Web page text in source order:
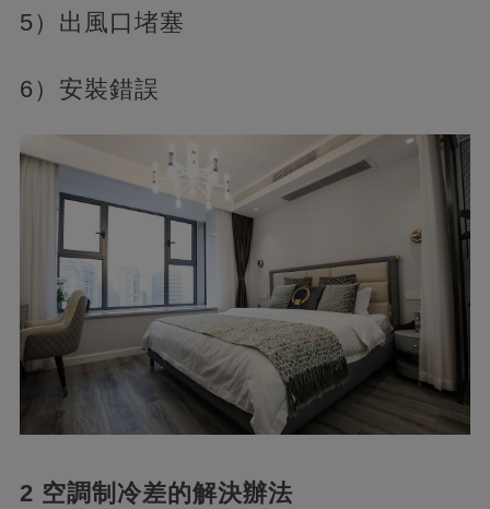
5）出風口堵塞
6）安裝錯誤
2 空調制冷差的解決辦法